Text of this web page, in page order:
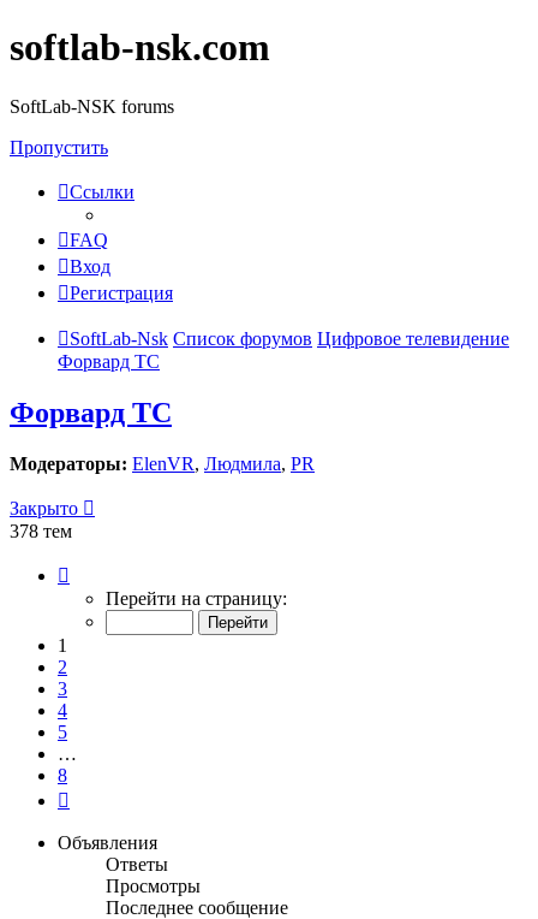
softlab-nsk.com
SoftLab-NSK forums
Пропустить
Ссылки
FAQ
Вход
Регистрация
SoftLab-Nsk Список форумов Цифровое телевидение
Форвард ТС
Форвард ТС
Модераторы: ElenVR, Людмила, PR
Закрыто
378 тем
Перейти на страницу:
1
2
3
4
5
…
8
Объявления
Ответы
Просмотры
Последнее сообщение